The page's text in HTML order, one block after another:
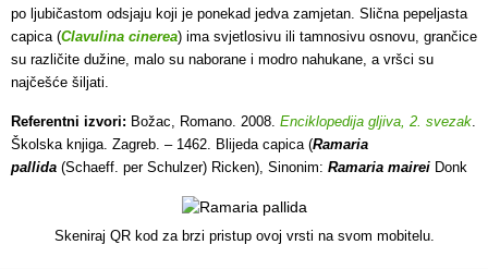
po ljubičastom odsjaju koji je ponekad jedva zamjetan. Slična pepeljasta
capica (Clavulina cinerea) ima svjetlosivu ili tamnosivu osnovu, grančice
su različite dužine, malo su naborane i modro nahukane, a vršci su
najčešće šiljati.
Referentni izvori: Božac, Romano. 2008. Enciklopedija gljiva, 2. svezak.
Školska knjiga. Zagreb. – 1462. Blijeda capica (Ramaria
pallida (Schaeff. per Schulzer) Ricken), Sinonim: Ramaria mairei Donk
Skeniraj QR kod za brzi pristup ovoj vrsti na svom mobitelu.